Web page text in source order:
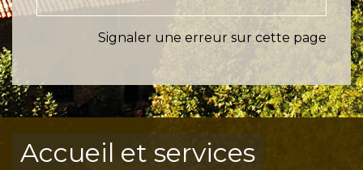
Signaler une erreur sur cette page
Accueil et services